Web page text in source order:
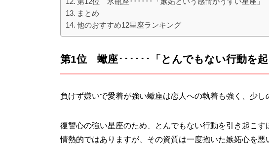
まとめ
他のおすすめ12星座ランキング
第1位 蠍座･･････「とんでもない行動を起
負けず嫌いで愛着が強い蠍座は恋人への執着も強く、少し
復讐心の強い星座のため、とんでもない行動を引き起こす
情熱的ではありますが、その資質は一度抱いた嫉妬心を悪